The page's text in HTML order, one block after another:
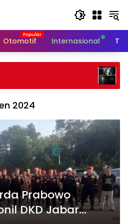
Otomotif Internasional
Jalan Nasional Paterongan
Ceceran Air Garam, Warga
Lambatnya Penanganan
2024
Prabowo
DKD Jabar